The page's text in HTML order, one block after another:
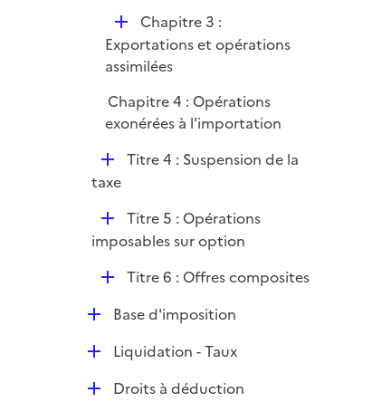
i
e
D
é
p
i
e
r
Chapitre 3 :
Exportations et opérations
assimilées
Chapitre 4 : Opérations
exonérées à l'importation
D
é
i
Titre 4 : Suspension de la
taxe
D
é
i
e
r
Titre 5 : Opérations
imposables sur option
D
p
i
e
Titre 6 : Offres composites
DBase d'imposition
DLiquidation - Taux
DDroits à déduction